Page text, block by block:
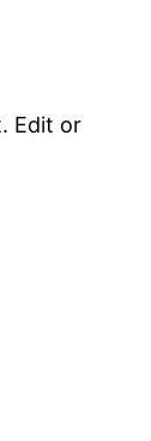
Edit or